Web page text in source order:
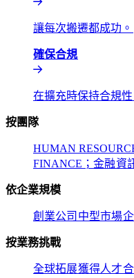
讓每次搬遷都成功。​​
確保合規​​
在擴充時保持合規性
按團隊​​
HUMAN
FINANCE；金融​​資
依企業規模​​
創業公司​​ 中型市場​​
按業務挑戰​​
全球拓展​​獲得人才​​